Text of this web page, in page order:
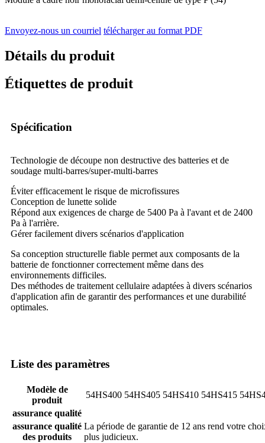
Envoyez-nous un courriel télécharger au format PDF
Détails du produit
Étiquettes de produit
Spécification
Technologie de découpe non destructive des batteries et de
soudage multi-barres/super-multi-barres
Éviter efficacement le risque de microfissures
Conception de lunette solide
Répond aux exigences de charge de 5400 Pa à l'avant et de 2400
Pa à l'arrière.
Gérer facilement divers scénarios d'application
Sa conception structurelle fiable permet aux composants de la
batterie de fonctionner correctement même dans des
environnements difficiles.
Des méthodes de traitement cellulaire adaptées à divers scénarios
d'application afin de garantir des performances et une durabilité
optimales.
Liste des paramètres
Modèle de
produit
54HS400 54HS405 54HS410 54HS415
assurance qualité
assurance qualité
des produits
La période de garantie de 12 ans rend votre
plus judicieux.